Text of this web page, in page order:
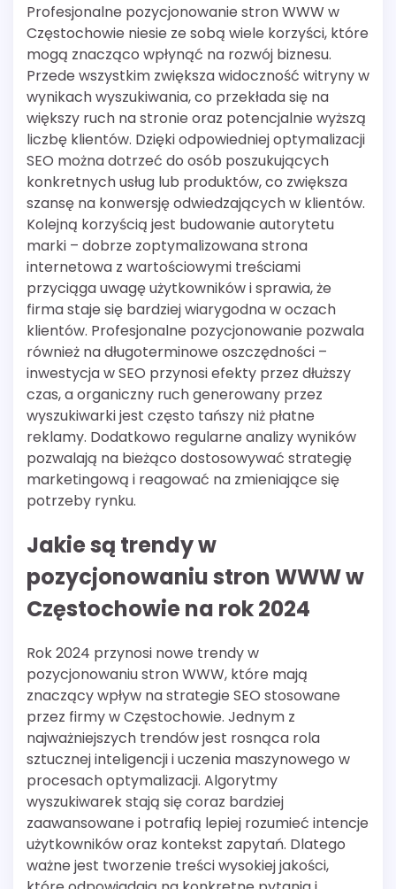
Profesjonalne pozycjonowanie stron WWW w
Częstochowie niesie ze sobą wiele korzyści, które
mogą znacząco wpłynąć na rozwój biznesu.
Przede wszystkim zwiększa widoczność witryny w
wynikach wyszukiwania, co przekłada się na
większy ruch na stronie oraz potencjalnie wyższą
liczbę klientów. Dzięki odpowiedniej optymalizacji
SEO można dotrzeć do osób poszukujących
konkretnych usług lub produktów, co zwiększa
szansę na konwersję odwiedzających w klientów.
Kolejną korzyścią jest budowanie autorytetu
marki – dobrze zoptymalizowana strona
internetowa z wartościowymi treściami
przyciąga uwagę użytkowników i sprawia, że
firma staje się bardziej wiarygodna w oczach
klientów. Profesjonalne pozycjonowanie pozwala
również na długoterminowe oszczędności –
inwestycja w SEO przynosi efekty przez dłuższy
czas, a organiczny ruch generowany przez
wyszukiwarki jest często tańszy niż płatne
reklamy. Dodatkowo regularne analizy wyników
pozwalają na bieżąco dostosowywać strategię
marketingową i reagować na zmieniające się
potrzeby rynku.
Jakie są trendy w
pozycjonowaniu stron WWW w
Częstochowie na rok 2024
Rok 2024 przynosi nowe trendy w
pozycjonowaniu stron WWW, które mają
znaczący wpływ na strategie SEO stosowane
przez firmy w Częstochowie. Jednym z
najważniejszych trendów jest rosnąca rola
sztucznej inteligencji i uczenia maszynowego w
procesach optymalizacji. Algorytmy
wyszukiwarek stają się coraz bardziej
zaawansowane i potrafią lepiej rozumieć intencje
użytkowników oraz kontekst zapytań. Dlatego
ważne jest tworzenie treści wysokiej jakości,